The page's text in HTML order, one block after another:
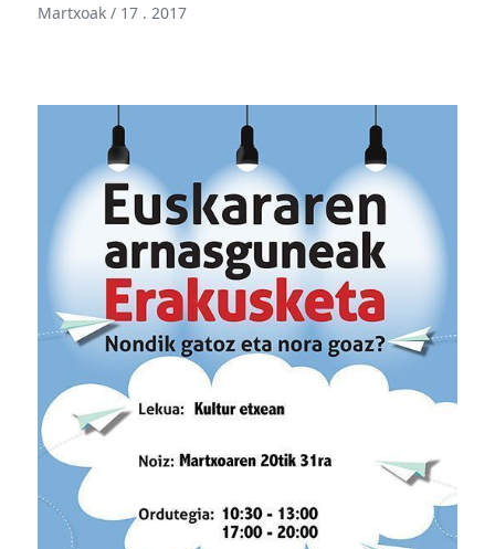
Martxoak / 17 . 2017